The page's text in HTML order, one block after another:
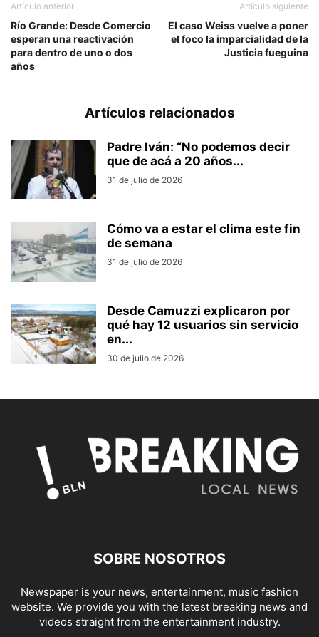
Artículo anterior
Río Grande: Desde Comercio
esperan una reactivación
para dentro de uno o dos
años
Artículo siguiente
El caso Weiss vuelve a poner
el foco la imparcialidad de la
Justicia fueguina
Artículos relacionados
Padre Iván: “No podemos decir
que de acá a 20 años...
31 de julio de 2026
Cómo va a estar el clima este fin
de semana
31 de julio de 2026
Desde Camuzzi explicaron por
qué hay 12 usuarios sin servicio
en...
30 de julio de 2026
SOBRE NOSOTROS
Newspaper is your news, entertainment, music fashion
website. We provide you with the latest breaking news and
videos straight from the entertainment industry.